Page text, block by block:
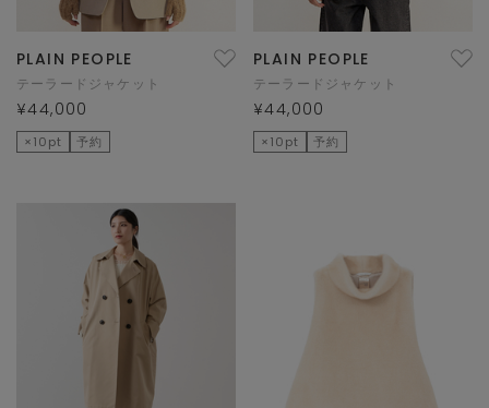
PLAIN PEOPLE
テーラードジャケット
¥44,000
×10pt 予約
PLAIN PEOPLE
テーラードジャケット
¥44,000
×10pt 予約